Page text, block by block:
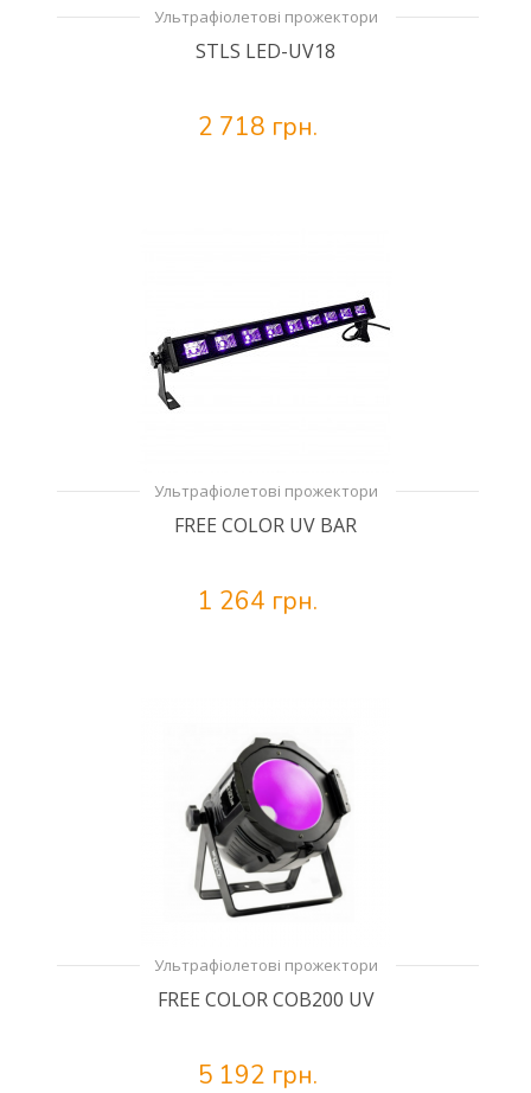
Ультрафіолетові прожектори
STLS LED-UV18
2 718 грн.
Ультрафіолетові прожектори
FREE COLOR UV BAR
1 264 грн.
Ультрафіолетові прожектори
FREE COLOR COB200 UV
5 192 грн.